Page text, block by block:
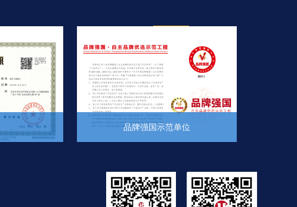
品牌强国示范单位